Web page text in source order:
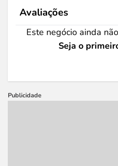
Avaliações
Este negócio ainda
Seja o
Publicidade